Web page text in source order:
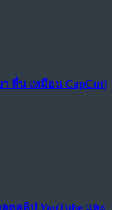
ลื่น เหมือน CapCut)